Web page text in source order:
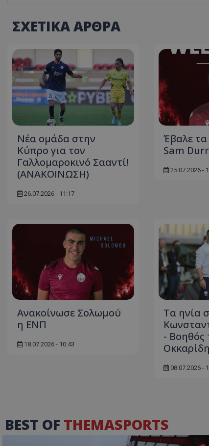
ΣΧΕΤΙΚΑ ΑΡΘΡΑ
Νέα ομάδα στην
Κύπρο για τον
Γαλλομαροκινό Σααντί!
(ΑΝΑΚΟΙΝΩΣΗ)
26.07.2026 - 11:17
Έβαλε τα
Sam
25.07.2026 -
Ανακοίνωσε Σολωμού
η ΕΝΠ
18.07.2026 - 10:43
Τα ηνία
- Βοηθός
08.07.2026 -
BEST OF THEMASPORTS